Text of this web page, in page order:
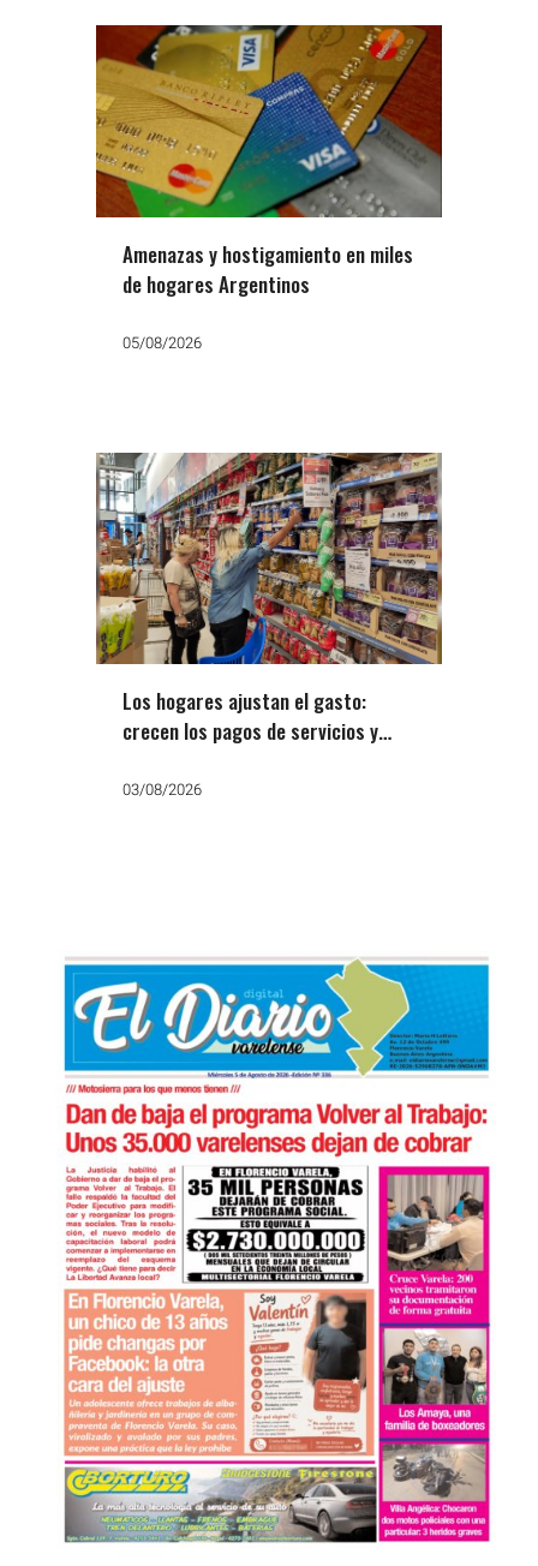
Amenazas y hostigamiento en miles
de hogares Argentinos
05/08/2026
Los hogares ajustan el gasto:
crecen los pagos de servicios y
03/08/2026